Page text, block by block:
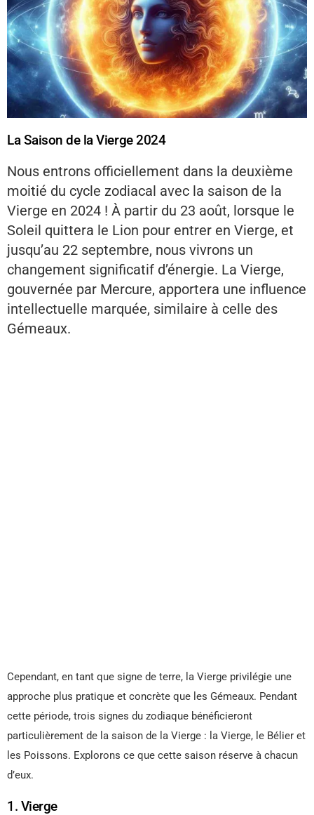
La Saison de la Vierge 2024
Nous entrons officiellement dans la deuxième
moitié du cycle zodiacal avec la saison de la
Vierge en 2024 ! À partir du 23 août, lorsque le
Soleil quittera le Lion pour entrer en Vierge, et
jusqu’au 22 septembre, nous vivrons un
changement significatif d’énergie. La Vierge,
gouvernée par Mercure, apportera une influence
intellectuelle marquée, similaire à celle des
Gémeaux.
Cependant, en tant que signe de terre, la Vierge privilégie une
approche plus pratique et concrète que les Gémeaux. Pendant
cette période, trois signes du zodiaque bénéficieront
particulièrement de la saison de la Vierge : la Vierge, le Bélier et
les Poissons. Explorons ce que cette saison réserve à chacun
d’eux.
1. Vierge